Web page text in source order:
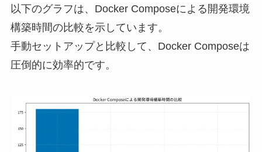
以下のグラフは、Docker Composeによる開発環境
構築時間の比較を示しています。
手動セットアップと比較して、Docker Composeは
圧倒的に効率的です。